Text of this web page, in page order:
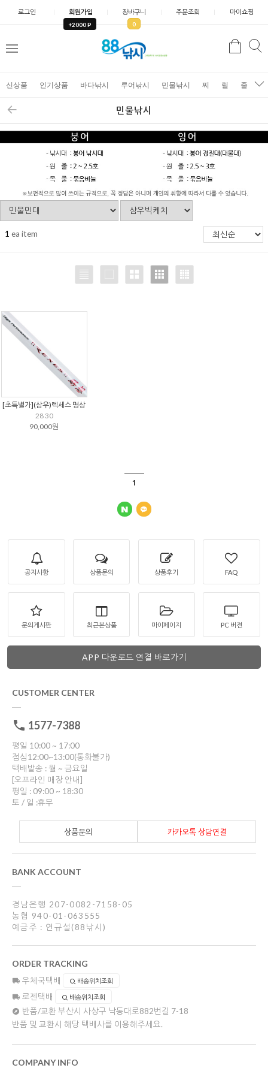
로그인 회원가입
+2000 P
장바구니
0
주문조회 마이쇼핑
검
신상품 인기상품 바다낚시 루어낚시 민물낚시 찌 릴 줄
민물낚시
1 ea item
[초특별가](삼우)렉세스 명상
28 30
90,000원
1
공지사항 상품문의 상품후기 FAQ
문의게시판 최근본상품 마이페이지 PC 버젼
APP 다운로드 연결 바로가기
CUSTOMER CENTER
1577-7388
평일 10:00 ~ 17:00
점심12:00~13:00(통화불가)
택배발송 : 월 ~ 금요일
[오프라인 매장 안내]
평일 : 09:00 ~ 18:30
토 / 일 :휴무
카카오톡 상담연결
상품문의
BANK ACCOUNT
경남은행 207-0082-7158-05
농협 940-01-063555
예금주 : 연규설(88낚시)
ORDER TRACKING
우체국택배 배송위치조회
로젠택배 배송위치조회
반품/교환 부산시 사상구 낙동대로882번길 7-18
반품 및 교환시 해당 택배사를 이용해주세요.
COMPANY INFO